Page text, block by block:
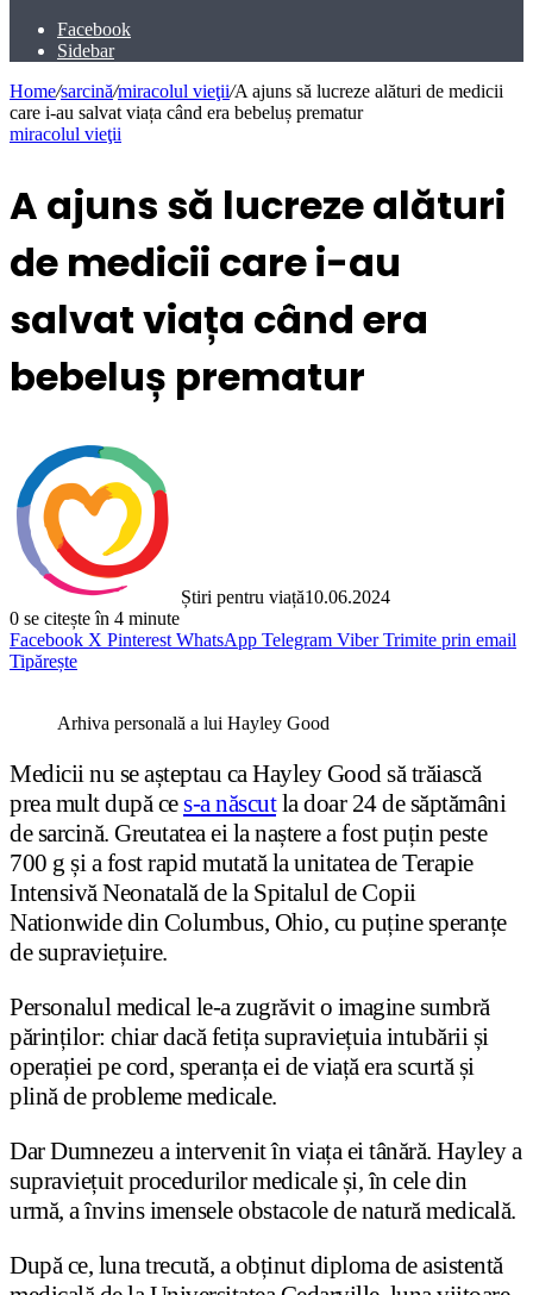
Facebook
Sidebar
Home/sarcină/miracolul vieţii/A ajuns să lucreze alături de medicii
care i-au salvat viața când era bebeluș prematur
miracolul vieţii
A ajuns să lucreze alături
de medicii care i-au
salvat viața când era
bebeluș prematur
Știri pentru viață10.06.2024
0 se citește în 4 minute
Facebook X Pinterest WhatsApp Telegram Viber Trimite prin email
Tipărește
Arhiva personală a lui Hayley Good
Medicii nu se așteptau ca Hayley Good să trăiască
prea mult după ces-a născutla doar 24 de săptămâni
de sarcină. Greutatea ei la naștere a fost puțin peste
700 g și a fost rapid mutată la unitatea de Terapie
Intensivă Neonatală de la Spitalul de Copii
Nationwide din Columbus, Ohio, cu puține speranțe
de supraviețuire.
Personalul medical le-a zugrăvit o imagine sumbră
părinților: chiar dacă fetița supraviețuia intubării și
operației pe cord, speranța ei de viață era scurtă și
plină de probleme medicale.
Dar Dumnezeu a intervenit în viața ei tânără. Hayley a
supraviețuit procedurilor medicale și, în cele din
urmă, a învins imensele obstacole de natură medicală.
După ce, luna trecută, a obținut diploma de asistentă